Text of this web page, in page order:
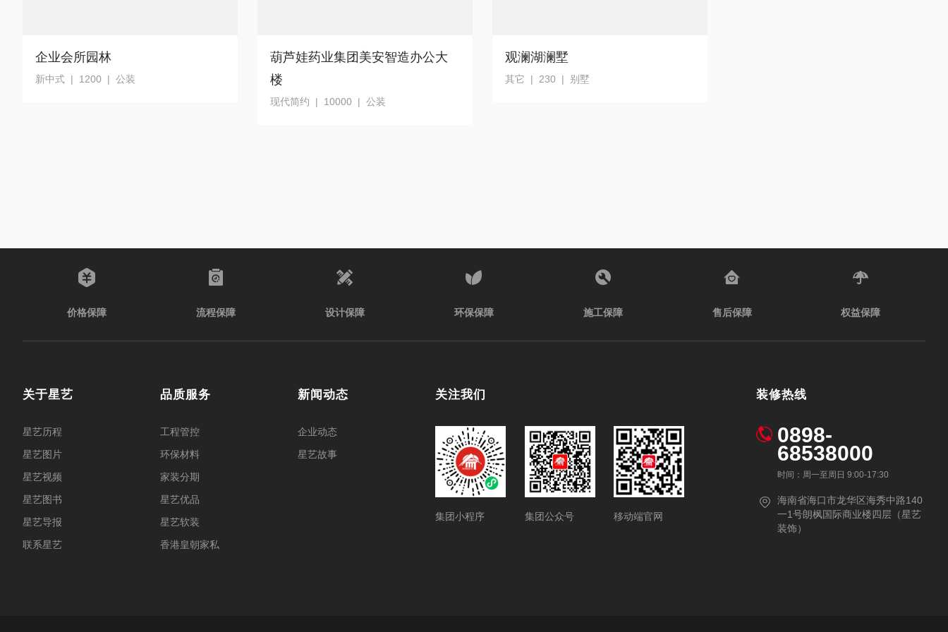
企业会所园林
新中式 | 1200 | 公装
葫芦娃药业集团美安智造办公大
楼
现代简约 | 10000 | 公装
观澜湖澜墅
其它 | 230 | 别墅
价格保障 流程保障 设计保障 环保保障 施工保障 售后保障 权益保障
关于星艺
星艺历程
星艺图片
星艺视频
星艺图书
星艺导报
联系星艺
品质服务
工程管控
环保材料
家装分期
星艺优品
星艺软装
香港皇朝家私
新闻动态
企业动态
星艺故事
关注我们
集团小程序 集团公众号 移动端官网
装修热线
0898-
68538000
时间：周一至周日 9:00-17:30
海南省海口市龙华区海秀中路140
一1号朗枫国际商业楼四层（星艺
装饰）